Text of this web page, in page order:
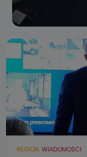
REGION WIADOMOŚCI